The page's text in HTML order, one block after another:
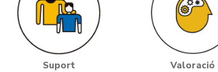
Suport
Valoració